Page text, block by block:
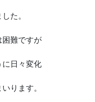
た。
困難ですが
に日々変化
ります。